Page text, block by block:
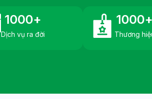
Dịch vụ ra đời
1000+
Thương
1000+